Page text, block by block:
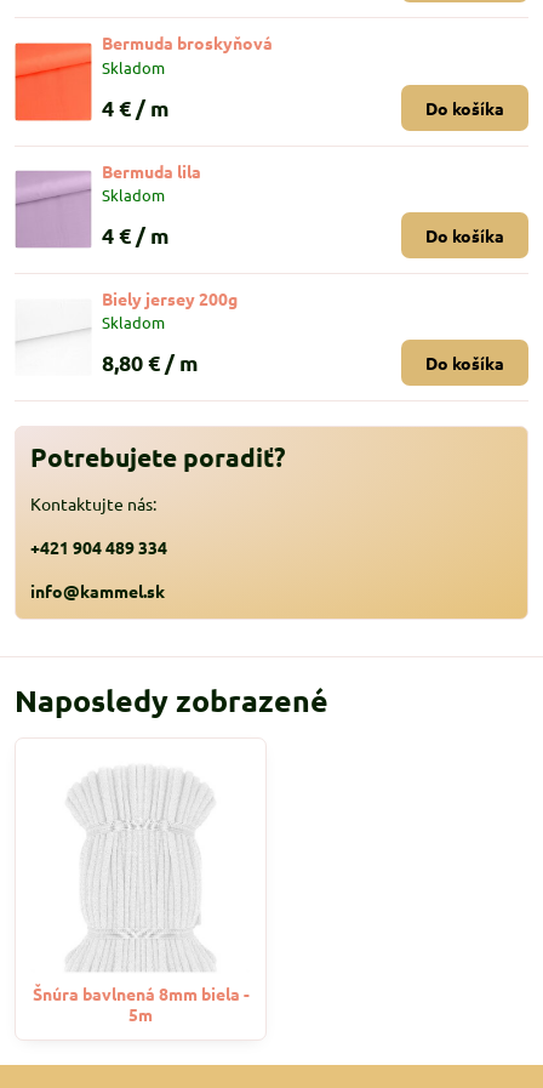
Bermuda broskyňová
Skladom
4 € / m Do košíka
Bermuda lila
Skladom
4 € / m Do košíka
Biely jersey 200g
Skladom
8,80 € / m Do košíka
Potrebujete poradiť?
Kontaktujte nás:
+421 904 489 334
info@kammel.sk
Naposledy zobrazené
Šnúra bavlnená 8mm biela -
5m